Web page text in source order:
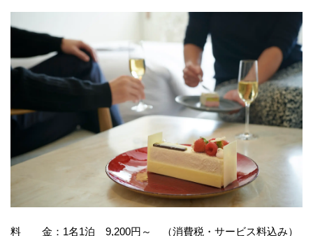
料 金：1名1泊 9,200円～ （消費税・サービス料込み）